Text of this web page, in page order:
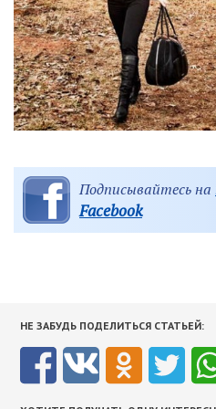
Подписывайтесь на
Facebook
НЕ ЗАБУДЬ ПОДЕЛИТЬСЯ СТАТЬЕЙ: